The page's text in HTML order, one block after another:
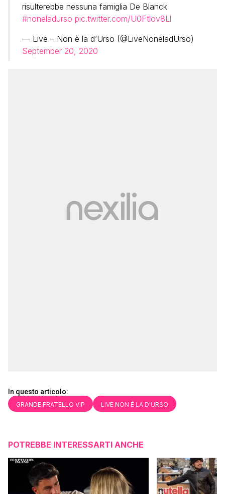
risulterebbe nessuna famiglia De Blanck
#noneladurso pic.twitter.com/U0Ftlov8Ll
— Live – Non è la d’Urso (@LiveNoneladUrso)
September 20, 2020
In questo articolo:
GRANDE FRATELLO VIP LIVE NON È LA D'URSO
POTREBBE INTERESSARTI ANCHE